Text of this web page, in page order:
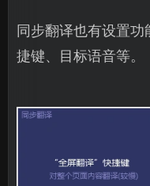
同步翻译也有设置
捷键、目标语音等。